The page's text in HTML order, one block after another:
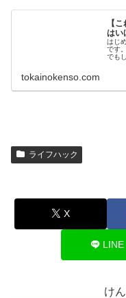
【
はい
はじ
です
でも
tokainokenso.com
ライフハック
X
LINE
け